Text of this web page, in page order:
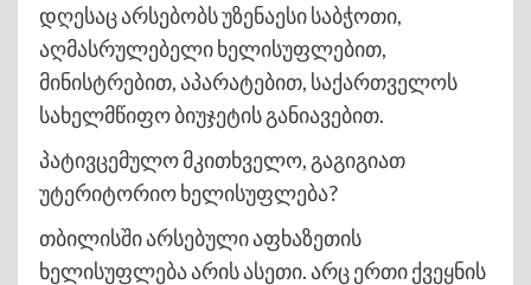
დღესაც არსებობს უზენაესი საბჭოთი,
აღმასრულებელი ხელისუფლებით,
მინისტრებით, აპარატებით, საქართველოს
სახელმწიფო ბიუჯეტის განიავებით.
პატივცემულო მკითხველო, გაგიგიათ
უტერიტორიო ხელისუფლება?
თბილისში არსებული აფხაზეთის
ხელისუფლება არის ასეთი. არც ერთი ქვეყნის